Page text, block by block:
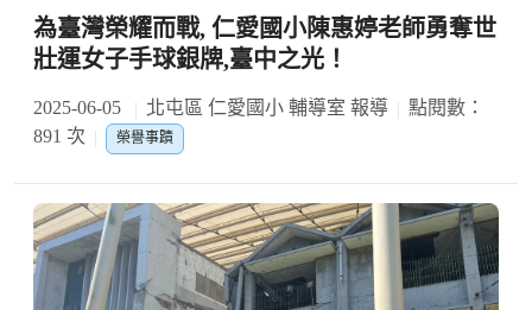
為臺灣榮耀而戰, 仁愛國小陳惠婷老師勇奪世
壯運女子手球銀牌,臺中之光！
2025-06-05 北屯區 仁愛國小 輔導室 報導
點閱數：
891 次
榮譽事蹟